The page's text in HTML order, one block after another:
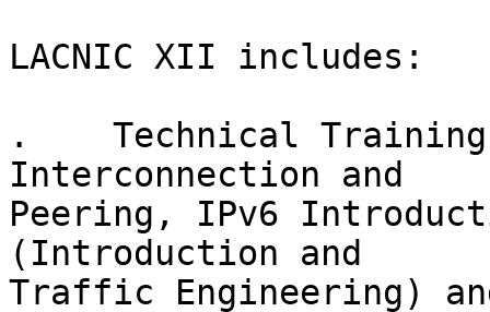
LACNIC XII includes:
.    Technical
Interconnection and
Peering, IPv6
(Introduction and
Traffic Engineering)